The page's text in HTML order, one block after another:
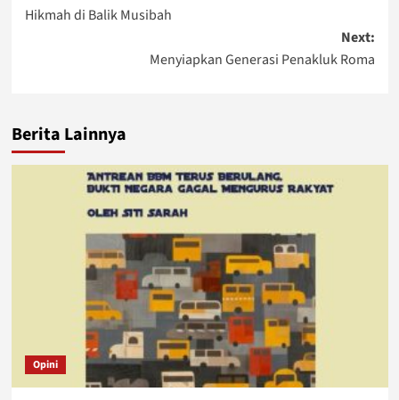
navigation
Hikmah di Balik Musibah
Next:
Menyiapkan Generasi Penakluk Roma
Berita Lainnya
Opini